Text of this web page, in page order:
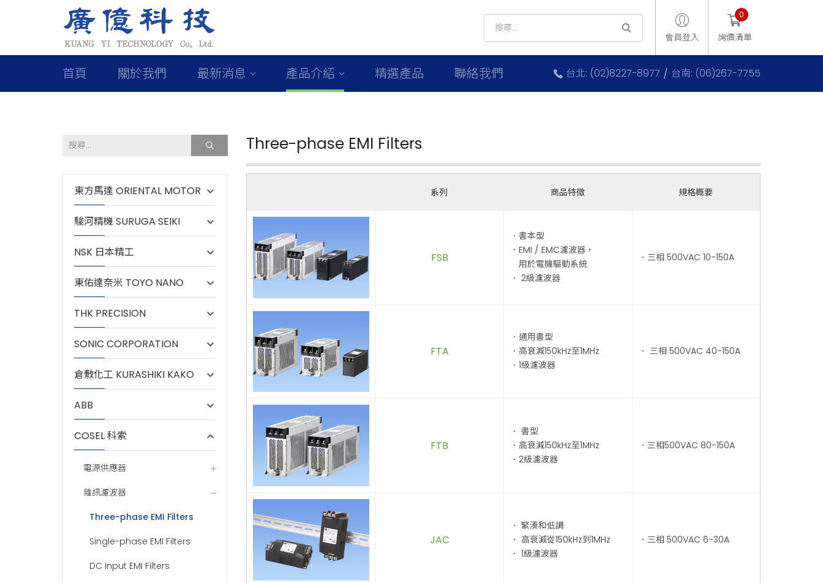
會員登入 詢價清單
0
首頁 關於我們 最新消息 產品介紹 精選產品 聯絡我們 台北: (02)8227-8977 台南: (06)267-7755
東方馬達 ORIENTAL MOTOR
駿河精機 SURUGA SEIKI
NSK 日本精工
東佑達奈米 TOYO NANO
THK PRECISION
SONIC CORPORATION
倉敷化工 KURASHIKI KAKO
ABB
COSEL 科索
電源供應器
雜訊濾波器
Three-phase EMI Filters
Single-phase EMI Filters
DC Input EMI Filters
Three-phase EMI Filters
系列 商品特徵 規格概要
FSB
．書本型
．EMI / EMC濾波器，
用於電機驅動系統
． 2級濾波器
．三相 500VAC 10-150A
FTA
．通用書型
．高衰減150kHz至1MHz
．1級濾波器
． 三相 500VAC 40-150A
FTB
． 書型
．高衰減150kHz至1MHz
．2級濾波器
．三相500VAC 80-150A
JAC
． 緊湊和低調
． 高衰減從150kHz到1MHz
． 1級濾波器
．三相 500VAC 6-30A